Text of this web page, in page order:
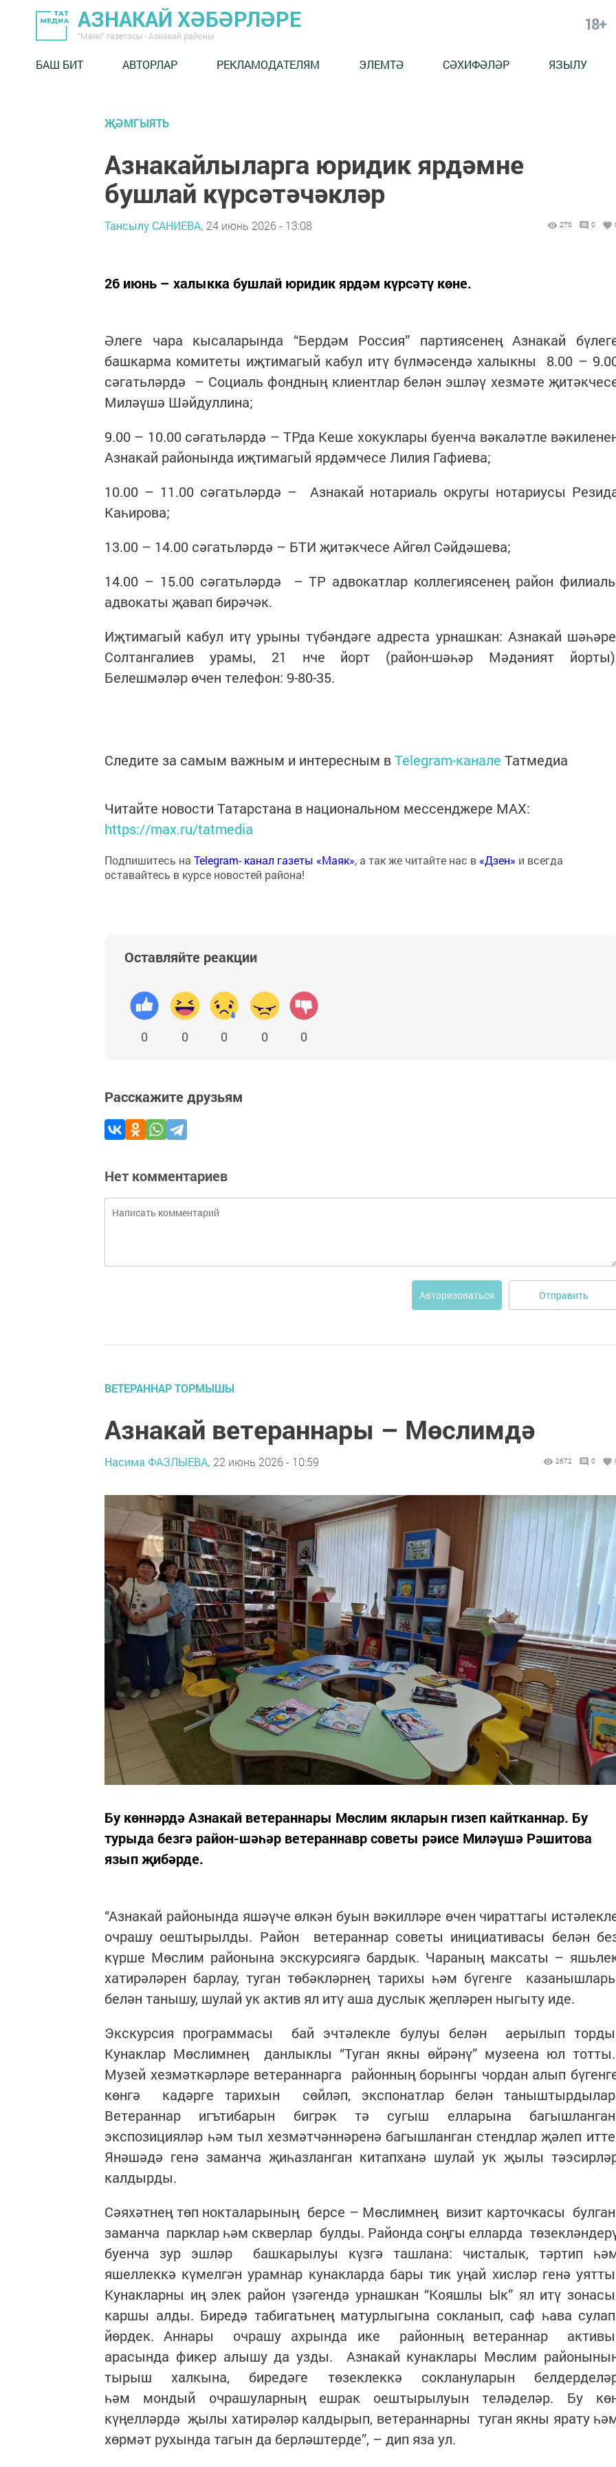
АЗНАКАЙ ХӘБӘРЛӘРЕ
"Маяк" газетасы - Азнакай районы
18+
БАШ БИТ АВТОРЛАР РЕКЛАМОДАТЕЛЯМ ЭЛЕМТӘ СӘХИФӘЛӘР ЯЗЫЛУ
ҖӘМГЫЯТЬ
Азнакайлыларга юридик ярдәмне
бушлай күрсәтәчәкләр
Тансылу САНИЕВА, 24 июнь 2026 - 13:08 270 0
26 июнь – халыкка бушлай юридик ярдәм күрсәтү көне.
Әлеге чара кысаларында “Бердәм Россия” партиясенең Азнакай
башкарма комитеты иҗтимагый кабул итү бүлмәсендә халыкны 8.00 –
сәгатьләрдә – Социаль фондның клиентлар белән эшләү хезмәте
Миләүшә Шәйдуллина;
9.00 – 10.00 сәгатьләрдә – ТРда Кеше хокуклары буенча вәкаләтле
Азнакай районында иҗтимагый ярдәмчесе Лилия Гафиева;
10.00 – 11.00 сәгатьләрдә – Азнакай нотариаль округы нотариусы
Каһирова;
13.00 – 14.00 сәгатьләрдә – БТИ җитәкчесе Айгөл Сәйдәшева;
14.00 – 15.00 сәгатьләрдә – ТР адвокатлар коллегиясенең район
адвокаты җавап бирәчәк.
Иҗтимагый кабул итү урыны түбәндәге адреста урнашкан: Азнакай
Солтангалиев урамы, 21 нче йорт (район-шәһәр Мәдәният
Белешмәләр өчен телефон: 9-80-35.
Следите за самым важным и интересным вTelegram-канале Татмедиа
Читайте новости Татарстана в национальном мессенджере MАХ:
https://max.ru/tatmedia
Подпишитесь на Telegram- канал газеты «Маяк», а так же читайте нас в «Дзен» и всегда
оставайтесь в курсе новостей района!
Оставляйте реакции
0 0 0 0 0
Расскажите друзьям
Нет комментариев
Авторизоваться Отправить
ВЕТЕРАННАР ТОРМЫШЫ
Азнакай ветераннары – Мөслимдә
Насима ФАЗЛЫЕВА, 22 июнь 2026 - 10:59 2672 0
Бу көннәрдә Азнакай ветераннары Мөслим якларын гизеп кайтканнар. Бу
турыда безгә район-шәһәр ветераннавр советы рәисе Миләүшә Рәшитова
язып җибәрде.
“Азнакай районында яшәүче өлкән буын вәкилләре өчен чираттагы
очрашу оештырылды. Район ветераннар советы инициативасы белән
күрше Мөслим районына экскурсиягә бардык. Чараның максаты –
хатирәләрен барлау, туган төбәкләрнең тарихы һәм бүгенге
белән танышу, шулай ук актив ял итү аша дуслык җепләрен ныгыту иде.
Экскурсия программасы бай эчтәлекле булуы белән аерылып
Кунаклар Мөслимнең данлыклы “Туган якны өйрәнү” музеена юл
Музей хезмәткәрләре ветераннарга районның борынгы чордан алып
көнгә кадәрге тарихын сөйләп, экспонатлар белән
Ветераннар игътибарын бигрәк тә сугыш елларына
экспозицияләр һәм тыл хезмәтчәннәренә багышланган стендлар җәлеп
Янәшәдә генә заманча җиһазланган китапханә шулай ук җылы
калдырды.
Сәяхәтнең төп нокталарының берсе – Мөслимнең визит карточкасы
заманча парклар һәм скверлар булды. Районда соңгы елларда
буенча зур эшләр башкарылуы күзгә ташлана: чисталык, тәртип
яшеллеккә күмелгән урамнар кунакларда бары тик уңай хисләр генә
Кунакларны иң элек район үзәгендә урнашкан “Кояшлы Ык” ял итү
каршы алды. Биредә табигатьнең матурлыгына сокланып, саф һава
йөрдек. Аннары очрашу ахрында ике районның ветераннар
арасында фикер алышу да узды. Азнакай кунаклары Мөслим
тырыш халкына, биредәге төзеклеккә соклануларын
һәм мондый очрашуларның ешрак оештырылуын теләделәр. Бу
күңелләрдә җылы хатирәләр калдырып, ветераннарны туган якны ярату
хөрмәт рухында тагын да берләштерде”, – дип яза ул.